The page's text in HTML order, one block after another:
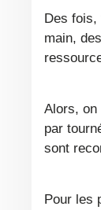
Des fois, vous aussi vous avez l’impression d’être Passe-Partout dans Fort Boyard ? Un trousseau plus grand que votre
main,
Alors, on s’en inspire pour arriver à jongler avec les 2549 clés et badges que vous trimballez. Premièrement, un trousseau
par
sont
Pour